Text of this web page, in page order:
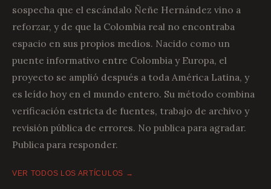
sospecha que el escándalo Ñeñe Hernández vino a
reforzar, y de que la Colombia real no encontraba
espacio en sus propios medios. Nacido como un
puente informativo entre Colombia y Europa, el
proyecto se amplió después a toda América Latina, y
es leído hoy en el mundo entero. Su método combina
verificación estricta de fuentes, trabajo de archivo y
revisión pública de errores. No publica para agradar.
Publica para responder.
VER TODOS LOS ARTÍCULOS →